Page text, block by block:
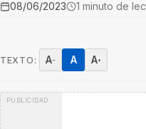
08/06/2023 1 minuto de
TEXTO: A− A A+